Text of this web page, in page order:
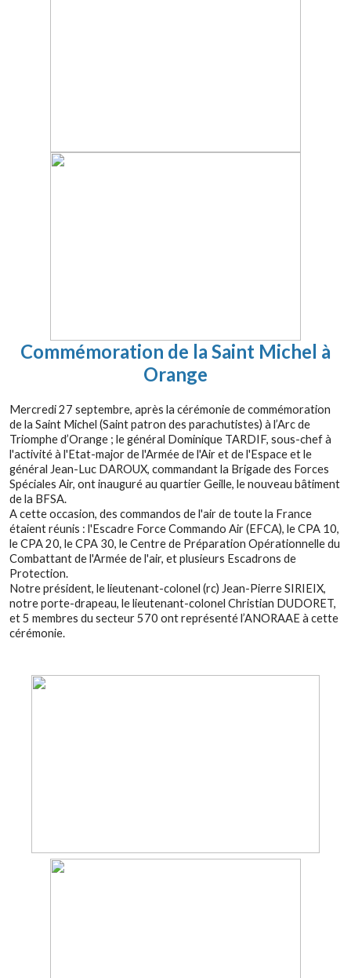
Commémoration de la Saint Michel à
Orange
Mercredi 27 septembre, après la cérémonie de commémoration
de la Saint Michel (Saint patron des parachutistes) à l’Arc de
Triomphe d’Orange ; le général Dominique TARDIF, sous-chef à
l'activité à l'Etat-major de l'Armée de l'Air et de l'Espace et le
général Jean-Luc DAROUX, commandant la Brigade des Forces
Spéciales Air, ont inauguré au quartier Geille, le nouveau bâtiment
de la BFSA.
A cette occasion, des commandos de l'air de toute la France
étaient réunis : l'Escadre Force Commando Air (EFCA), le CPA 10,
le CPA 20, le CPA 30, le Centre de Préparation Opérationnelle du
Combattant de l'Armée de l'air, et plusieurs Escadrons de
Protection.
Notre président, le lieutenant-colonel (rc) Jean-Pierre SIRIEIX,
notre porte-drapeau, le lieutenant-colonel Christian DUDORET,
et 5 membres du secteur 570 ont représenté l’ANORAAE à cette
cérémonie.